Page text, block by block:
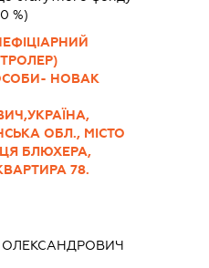
%)
НОВАК
ОБЛ., МІСТО
БЛЮХЕРА,
78.